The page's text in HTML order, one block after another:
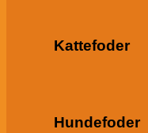
Kattefoder
Hundefoder